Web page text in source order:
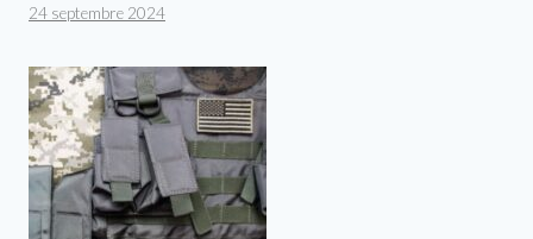
24 septembre 2024